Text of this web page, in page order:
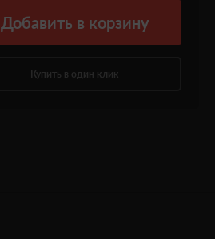
Добавить в корзину
Купить в один клик